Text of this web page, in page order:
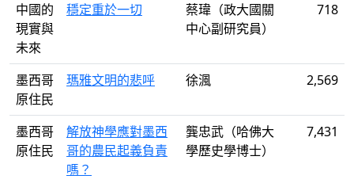
中國的
現實與
未來
穩定重於一切
蔡瑋（政大國關
中心副研究員）
718
墨西哥
原住民
瑪雅文明的悲呼 徐渢 2,569
墨西哥
原住民
解放神學應對墨西
哥的農民起義負責
嗎？
龔忠武（哈佛大
學歷史學博士）
7,431